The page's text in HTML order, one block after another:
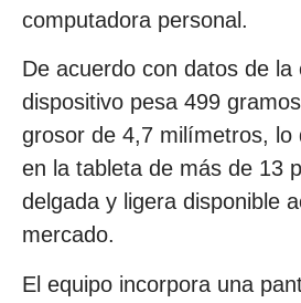
computadora personal.
De acuerdo con datos de la
dispositivo pesa 499
grosor de 4,7 milímetros, lo
en la tableta de más de 13
delgada y ligera disponible
mercado.
El equipo incorpora una